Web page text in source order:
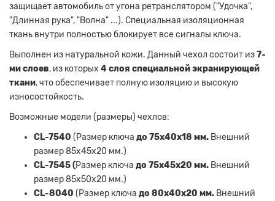
защищает автомобиль от угона ретранслятором ("Удочка",
"Длинная рука", "Волна" ...). Специальная изоляционная
ткань внутри полностью блокирует все сигналы ключа.
Выполнен из натуральной кожи. Данный чехол состоит из7-
ми слоев, из которых 4 слоя специальной экранирующей
ткани, что обеспечивает полную изоляцию и высокую
износостойкость.
Возможные модели (размеры) чехлов:
CL-7540 (Размер ключа до 75х40х18 мм. Внешний
размер 85х45х20 мм.)
CL-7545 (Размер ключа до 75х45х20 мм. Внешний
размер 85х50х20 мм.)
CL-8040 (Размер ключа до 80х40х20 мм. Внешний